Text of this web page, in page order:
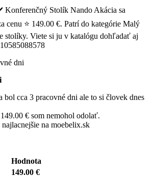
Konferenčný Stolík Nando Akácia sa
cenu ⭐ 149.00 €. Patrí do kategórie Malý
stolíky. Viete si ju v katalógu dohľadať aj
dni
bol cca 3 pracovné dni ale to si človek dnes
€ som nemohol odolať.
na moebelix.sk
Hodnota
149.00 €